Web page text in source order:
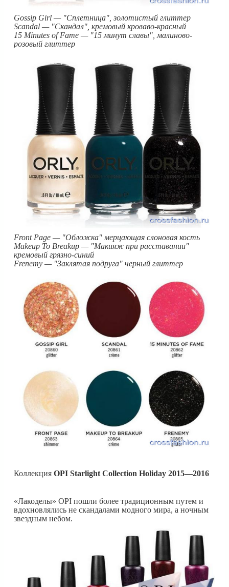
Gossip Girl — "Сплетница", золотистый глиттер
Scandal — "Скандал", кремовый кроваво-красный
15 Minutes of Fame — "15 минут славы", малиново-
розовый глиттер
Front Page — "Обложка" мерцающая слоновая кость
Makeup To Breakup — "Макияж при расставании"
кремовый грязно-синий
Frenemy — "Заклятая подруга" черный глиттер
Коллекция OPI Starlight Collection Holiday 2015—2016
«Лакоделы» OPI пошли более традиционным путем и
вдохновлялись не скандалами модного мира, а ночным
звездным небом.